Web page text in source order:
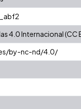
4.0 Internacional (CC
by-nc-nd/4.0/